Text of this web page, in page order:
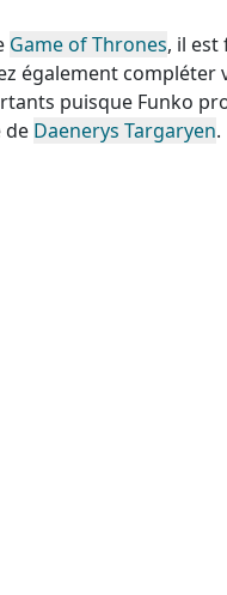
Game of Thrones, il est
également compléter
puisque Funko
de Daenerys Targaryen.